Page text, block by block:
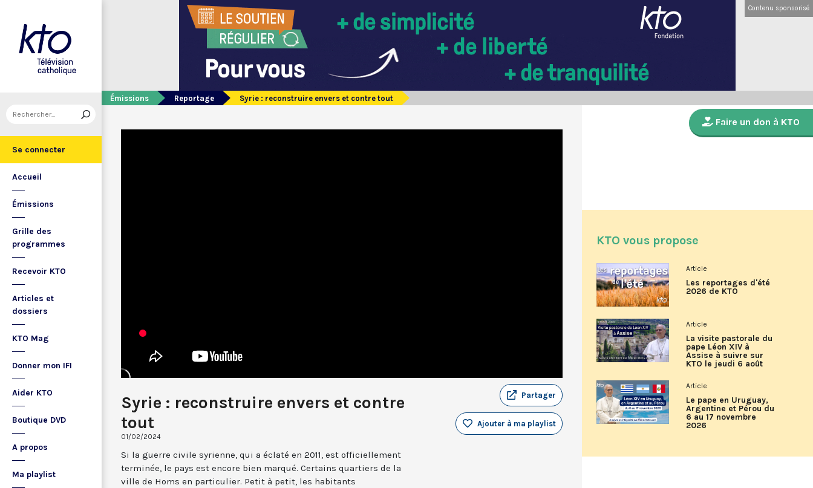
Se connecter
Accueil
Émissions
Grille des
programmes
Recevoir KTO
Articles et
dossiers
KTO Mag
Donner mon IFI
Aider KTO
Boutique DVD
A propos
Ma playlist
Contenu sponsorisé
Émissions Reportage Syrie : reconstruire envers et contre tout
Syrie : reconstruire envers et contre
tout
01/02/2024
Partager
Ajouter à ma playlist
Si la guerre civile syrienne, qui a éclaté en 2011, est officiellement
terminée, le pays est encore bien marqué. Certains quartiers de la
ville de Homs en particulier. Petit à petit, les habitants
Faire un don à KTO
KTO vous propose
Article
Les reportages d'été
2026 de KTO
Article
La visite pastorale du
pape Léon XIV à
Assise à suivre sur
KTO le jeudi 6 août
Article
Le pape en Uruguay,
Argentine et Pérou du
6 au 17 novembre
2026